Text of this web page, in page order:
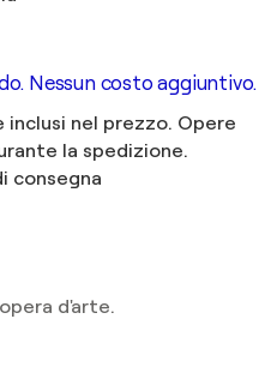
Nessun costo aggiuntivo.
inclusi nel prezzo. Opere
la spedizione.
consegna
d'arte.